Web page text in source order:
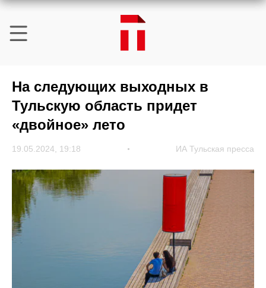
На следующих выходных в
Тульскую область придет
«двойное» лето
19.05.2024, 19:18 ИА Тульская пресса